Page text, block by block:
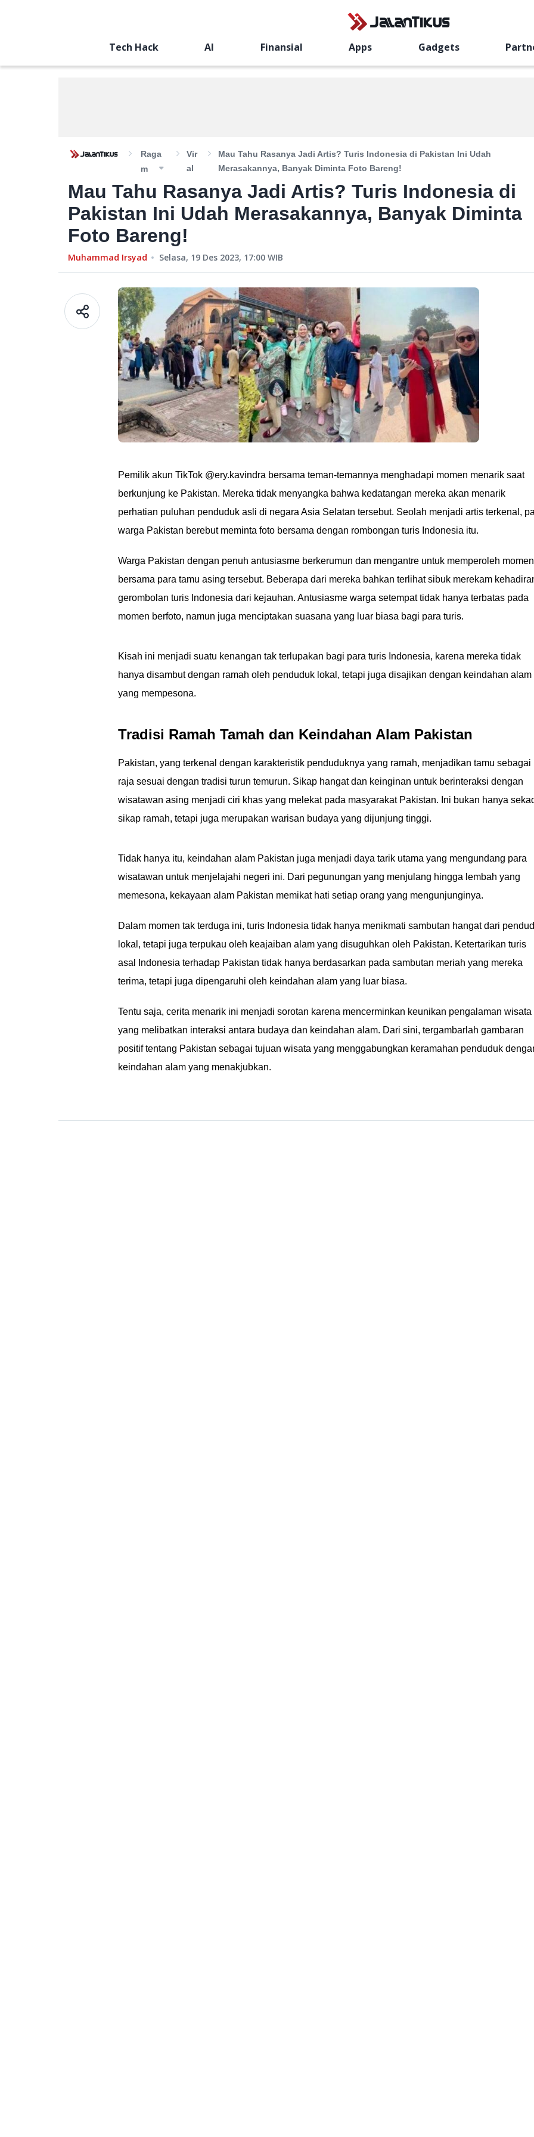
Tech Hack AI Finansial Apps Gadgets
Raga
M
Vir
Al
Mau Tahu Rasanya Jadi Artis? Turis Indonesia di Pakistan Ini Udah
Merasakannya, Banyak Diminta Foto Bareng!
Mau Tahu Rasanya Jadi Artis? Turis Indonesia di
Pakistan Ini Udah Merasakannya, Banyak Diminta
Foto Bareng!
Muhammad Irsyad Selasa, 19 Des 2023, 17:00 WIB
Pemilik akun TikTok @ery.kavindra bersama teman-temannya menghadapi momen menarik saat
berkunjung ke Pakistan. Mereka tidak menyangka bahwa kedatangan mereka akan menarik
perhatian puluhan penduduk asli di negara Asia Selatan tersebut. Seolah menjadi artis terkenal,
warga Pakistan berebut meminta foto bersama dengan rombongan turis Indonesia itu.
Warga Pakistan dengan penuh antusiasme berkerumun dan mengantre untuk memperoleh momen
bersama para tamu asing tersebut. Beberapa dari mereka bahkan terlihat sibuk merekam
gerombolan turis Indonesia dari kejauhan. Antusiasme warga setempat tidak hanya terbatas pada
momen berfoto, namun juga menciptakan suasana yang luar biasa bagi para turis.
Kisah ini menjadi suatu kenangan tak terlupakan bagi para turis Indonesia, karena mereka tidak
hanya disambut dengan ramah oleh penduduk lokal, tetapi juga disajikan dengan keindahan alam
yang mempesona.
Tradisi Ramah Tamah dan Keindahan Alam Pakistan
Pakistan, yang terkenal dengan karakteristik penduduknya yang ramah, menjadikan tamu sebagai
raja sesuai dengan tradisi turun temurun. Sikap hangat dan keinginan untuk berinteraksi dengan
wisatawan asing menjadi ciri khas yang melekat pada masyarakat Pakistan. Ini bukan hanya
sikap ramah, tetapi juga merupakan warisan budaya yang dijunjung tinggi.
Tidak hanya itu, keindahan alam Pakistan juga menjadi daya tarik utama yang mengundang para
wisatawan untuk menjelajahi negeri ini. Dari pegunungan yang menjulang hingga lembah yang
memesona, kekayaan alam Pakistan memikat hati setiap orang yang mengunjunginya.
Dalam momen tak terduga ini, turis Indonesia tidak hanya menikmati sambutan hangat dari
lokal, tetapi juga terpukau oleh keajaiban alam yang disuguhkan oleh Pakistan. Ketertarikan turis
asal Indonesia terhadap Pakistan tidak hanya berdasarkan pada sambutan meriah yang mereka
terima, tetapi juga dipengaruhi oleh keindahan alam yang luar biasa.
Tentu saja, cerita menarik ini menjadi sorotan karena mencerminkan keunikan pengalaman wisata
yang melibatkan interaksi antara budaya dan keindahan alam. Dari sini, tergambarlah gambaran
positif tentang Pakistan sebagai tujuan wisata yang menggabungkan keramahan penduduk
keindahan alam yang menakjubkan.